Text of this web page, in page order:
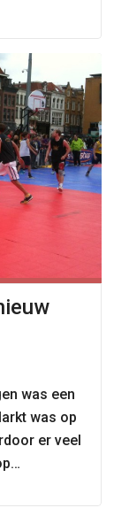
was een
was op
er veel